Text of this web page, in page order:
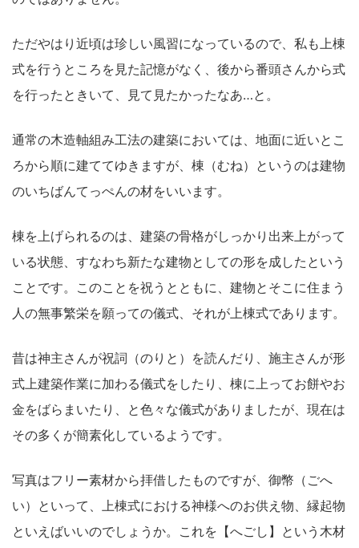
ただやはり近頃は珍しい風習になっているので、私も上棟
式を行うところを見た記憶がなく、後から番頭さんから式
を行ったときいて、見て見たかったなあ…と。
通常の木造軸組み工法の建築においては、地面に近いとこ
ろから順に建ててゆきますが、棟（むね）というのは建物
のいちばんてっぺんの材をいいます。
棟を上げられるのは、建築の骨格がしっかり出来上がって
いる状態、すなわち新たな建物としての形を成したという
ことです。このことを祝うとともに、建物とそこに住まう
人の無事繁栄を願っての儀式、それが上棟式であります。
昔は神主さんが祝詞（のりと）を読んだり、施主さんが形
式上建築作業に加わる儀式をしたり、棟に上ってお餅やお
金をばらまいたり、と色々な儀式がありましたが、現在は
その多くが簡素化しているようです。
写真はフリー素材から拝借したものですが、御幣（ごへ
い）といって、上棟式における神様へのお供え物、縁起物
といえばいいのでしょうか。これを【へごし】という木材